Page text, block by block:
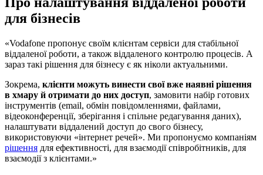
для бізнесів
«Vodafone пропонує своїм клієнтам сервіси для стабільної
віддаленої роботи, а також віддаленого контролю процесів. А
зараз такі рішення для бізнесу є як ніколи актуальними.
Зокрема, клієнти можуть винести свої вже наявні рішення
в хмару й отримати до них доступ, замовити набір готових
інструментів (email, обмін повідомленнями, файлами,
відеоконференції, зберігання і спільне редагування даних),
налаштувати віддалений доступ до свого бізнесу,
використовуючи «інтернет речей». Ми пропонуємо компаніям
рішення для ефективності, для взаємодії співробітників, для
взаємодії з клієнтами.»